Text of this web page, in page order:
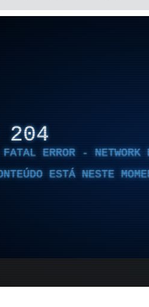
204
ERROR - NETWORK
ESTÁ NESTE